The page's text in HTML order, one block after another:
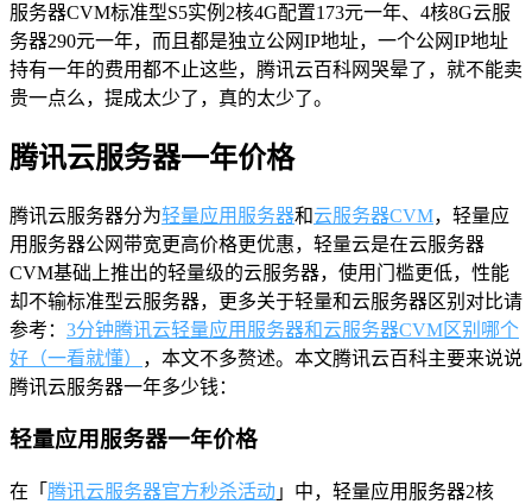
服务器CVM标准型S5实例2核4G配置173元一年、4核8G云服
务器290元一年，而且都是独立公网IP地址，一个公网IP地址
持有一年的费用都不止这些，腾讯云百科网哭晕了，就不能卖
贵一点么，提成太少了，真的太少了。
腾讯云服务器一年价格
腾讯云服务器分为轻量应用服务器和云服务器CVM，轻量应
用服务器公网带宽更高价格更优惠，轻量云是在云服务器
CVM基础上推出的轻量级的云服务器，使用门槛更低，性能
却不输标准型云服务器，更多关于轻量和云服务器区别对比请
参考： 3分钟腾讯云轻量应用服务器和云服务器CVM区别哪个
好（一看就懂）
，本文不多赘述。本文腾讯云百科主要来说说
腾讯云服务器一年多少钱：
轻量应用服务器一年价格
在「 腾讯云服务器官方秒杀活动 」中，轻量应用服务器2核